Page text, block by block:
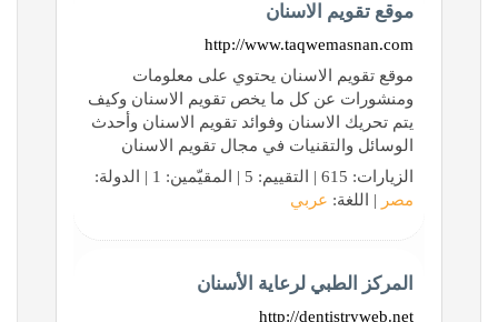
موقع تقويم الاسنان
http://www.taqwemasnan.com
موقع تقويم الاسنان يحتوي على معلومات
ومنشورات عن كل ما يخص تقويم الاسنان وكيف
يتم تحريك الاسنان وفوائد تقويم الاسنان وأحدث
الوسائل والتقنيات في مجال تقويم الاسنان
الزيارات: 615 | التقييم: 5 | المقيّمين: 1 | الدولة:
مصر | اللغة: عربي
المركز الطبي لرعاية الأسنان
http://dentistryweb.net